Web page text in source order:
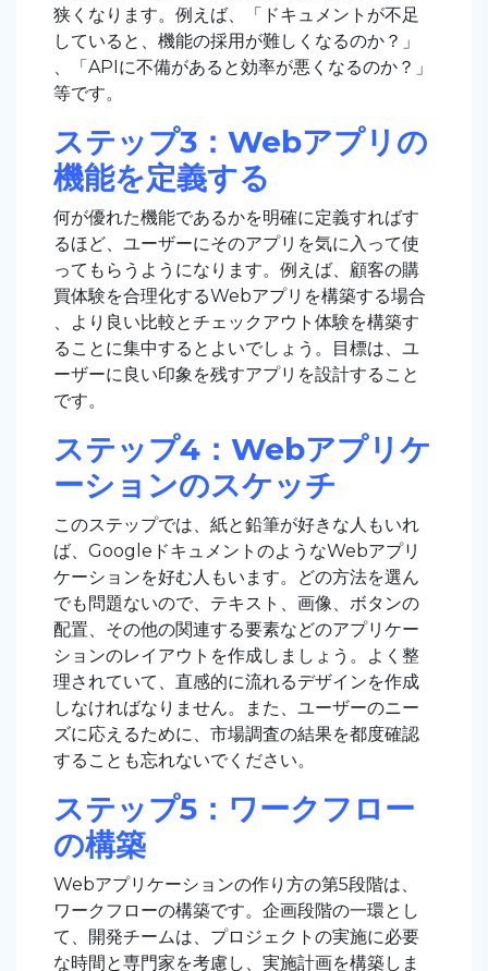
狭くなります。例えば、「ドキュメントが不足
していると、機能の採用が難しくなるのか？」
、「APIに不備があると効率が悪くなるのか？」
等です。
ステップ3：Webアプリの
機能を定義する
何が優れた機能であるかを明確に定義すればす
るほど、ユーザーにそのアプリを気に入って使
ってもらうようになります。例えば、顧客の購
買体験を合理化するWebアプリを構築する場合
、より良い比較とチェックアウト体験を構築す
ることに集中するとよいでしょう。目標は、ユ
ーザーに良い印象を残すアプリを設計すること
です。
ステップ4：Webアプリケ
ーションのスケッチ
このステップでは、紙と鉛筆が好きな人もいれ
ば、GoogleドキュメントのようなWebアプリ
ケーションを好む人もいます。どの方法を選ん
でも問題ないので、テキスト、画像、ボタンの
配置、その他の関連する要素などのアプリケー
ションのレイアウトを作成しましょう。よく整
理されていて、直感的に流れるデザインを作成
しなければなりません。また、ユーザーのニー
ズに応えるために、市場調査の結果を都度確認
することも忘れないでください。
ステップ5：ワークフロー
の構築
Webアプリケーションの作り方の第5段階は、
ワークフローの構築です。企画段階の一環とし
て、開発チームは、プロジェクトの実施に必要
な時間と専門家を考慮し、実施計画を構築しま